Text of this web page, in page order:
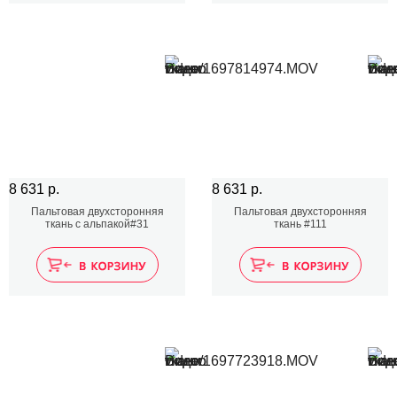
8 631 р.
Пальтовая двухсторонняя
ткань с альпакой#31
8 631 р.
Пальтовая двухсторонняя
ткань #111